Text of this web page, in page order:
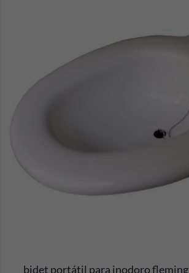
bidet portátil para inodoro